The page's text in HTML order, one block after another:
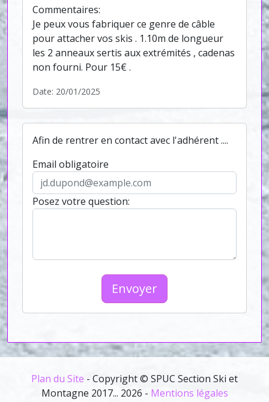
Commentaires:
Je peux vous fabriquer ce genre de câble
pour attacher vos skis . 1.10m de longueur
les 2 anneaux sertis aux extrémités , cadenas
non fourni. Pour 15€ .
Date: 20/01/2025
Afin de rentrer en contact avec l'adhérent ....
Email obligatoire
Posez votre question:
Envoyer
Plan du Site - Copyright © SPUC Section Ski et
Montagne 2017... 2026 - Mentions légales